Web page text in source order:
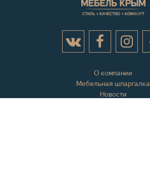
О компании
Мебельная шпаргалка
Новости